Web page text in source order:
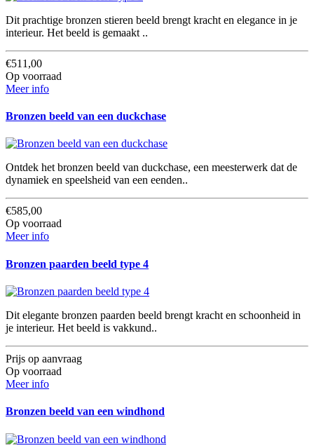
Dit prachtige bronzen stieren beeld brengt kracht en elegance in je
interieur. Het beeld is gemaakt ..
€511,00
Op voorraad
Meer info
Bronzen beeld van een duckchase
Ontdek het bronzen beeld van duckchase, een meesterwerk dat de
dynamiek en speelsheid van een eenden..
€585,00
Op voorraad
Meer info
Bronzen paarden beeld type 4
Dit elegante bronzen paarden beeld brengt kracht en schoonheid in
je interieur. Het beeld is vakkund..
Prijs op aanvraag
Op voorraad
Meer info
Bronzen beeld van een windhond